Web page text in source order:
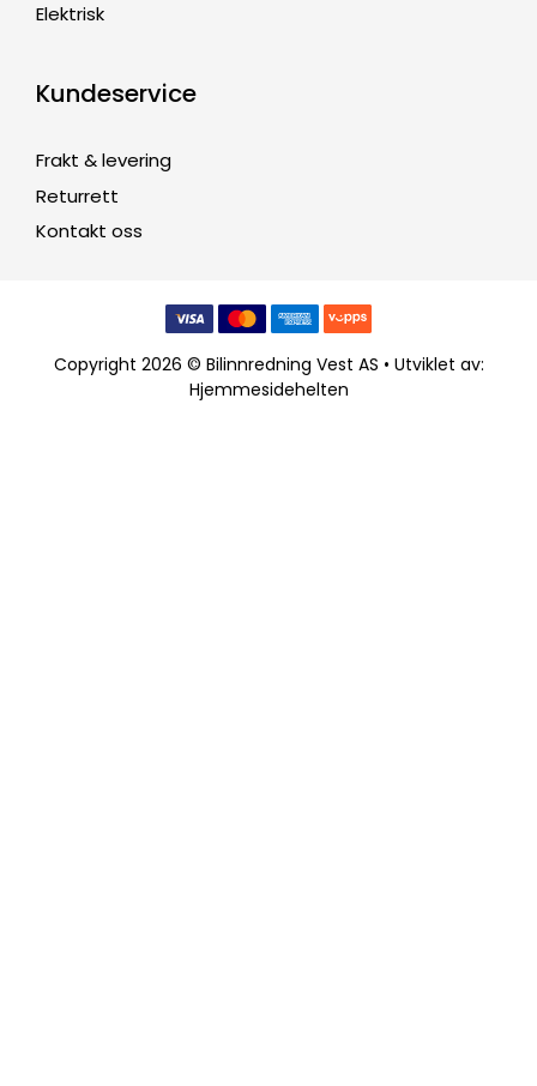
Elektrisk
Kundeservice
Frakt & levering
Returrett
Kontakt oss
Copyright 2026 © Bilinnredning Vest AS • Utviklet av:
Hjemmesidehelten